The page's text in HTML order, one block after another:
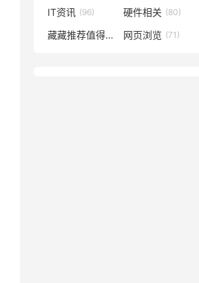
IT资讯 (96) 硬件相关 (80)
藏藏推荐值得一看 (73)
网页浏览 (71)